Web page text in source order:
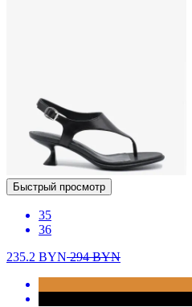
Быстрый просмотр
35
36
235.2 BYN294BYN